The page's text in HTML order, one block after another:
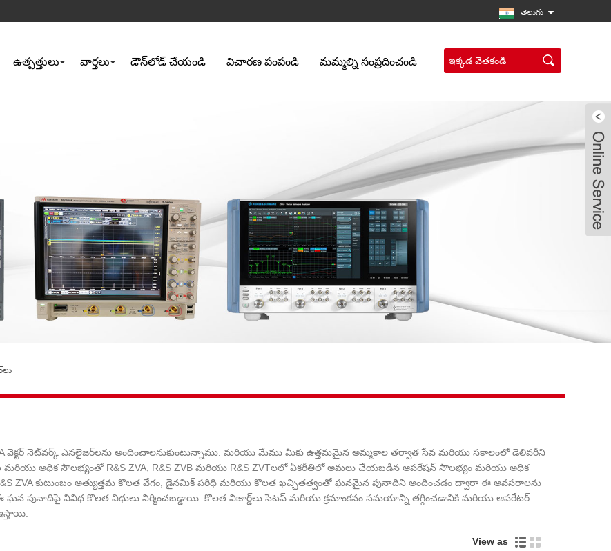
తెలుగు
ఉత్పత్తులు వార్తలు డౌన్‌లోడ్ చేయండి విచారణ పంపండి మమ్మల్ని సంప్రదించండి
నెట్‌వర్క్ ఎనలైజర్‌లను అందించాలనుకుంటున్నాము. మరియు మేము మీకు ఉత్తమమైన అమ్మకాల తర్వాత సేవ మరియు సకాలంలో డెలివరీని
మరియు అధిక సౌలభ్యంతో R&S ZVA, R&S ZVB మరియు R&S ZVTలలో ఏకరీతిలో అమలు చేయబడిన ఆపరేషన్ సౌలభ్యం మరియు అధిక
ZVA కుటుంబం అత్యుత్తమ కొలత వేగం, డైనమిక్ పరిధి మరియు కొలత ఖచ్చితత్వంతో ఘనమైన పునాదిని అందించడం ద్వారా ఈ అవసరాలను
ఘన పునాదిపై వివిధ కొలత విధులు నిర్మించబడ్డాయి. కొలత విజార్డ్‌లు సెటప్ మరియు క్రమాంకనం సమయాన్ని తగ్గించడానికి మరియు ఆపరేటర్
View as